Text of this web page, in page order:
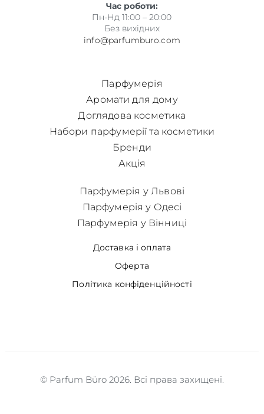
Час роботи:
Пн-Нд 11:00 – 20:00
Без вихідних
info@parfumburo.com
Парфумерія
Аромати для дому
Доглядова косметика
Набори парфумерії та косметики
Бренди
Акція
Доставка і оплата
Оферта
Політика конфіденційності
Парфумерія у Львові
Парфумерія у Одесі
Парфумерія у Вінниці
© Parfum Büro 2026. Всі права захищені.